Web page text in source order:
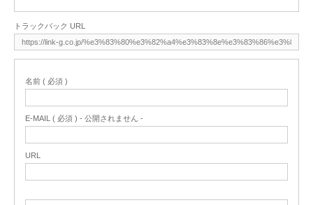
トラックバック URL
名前 ( 必須 )
E-MAIL ( 必須 ) - 公開されません -
URL